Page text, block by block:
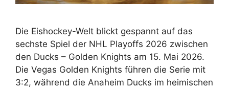
Die Eishockey-Welt blickt gespannt auf das
sechste Spiel der NHL Playoffs 2026 zwischen
den Ducks – Golden Knights am 15. Mai 2026.
Die Vegas Golden Knights führen die Serie mit
3:2, während die Anaheim Ducks im heimischen